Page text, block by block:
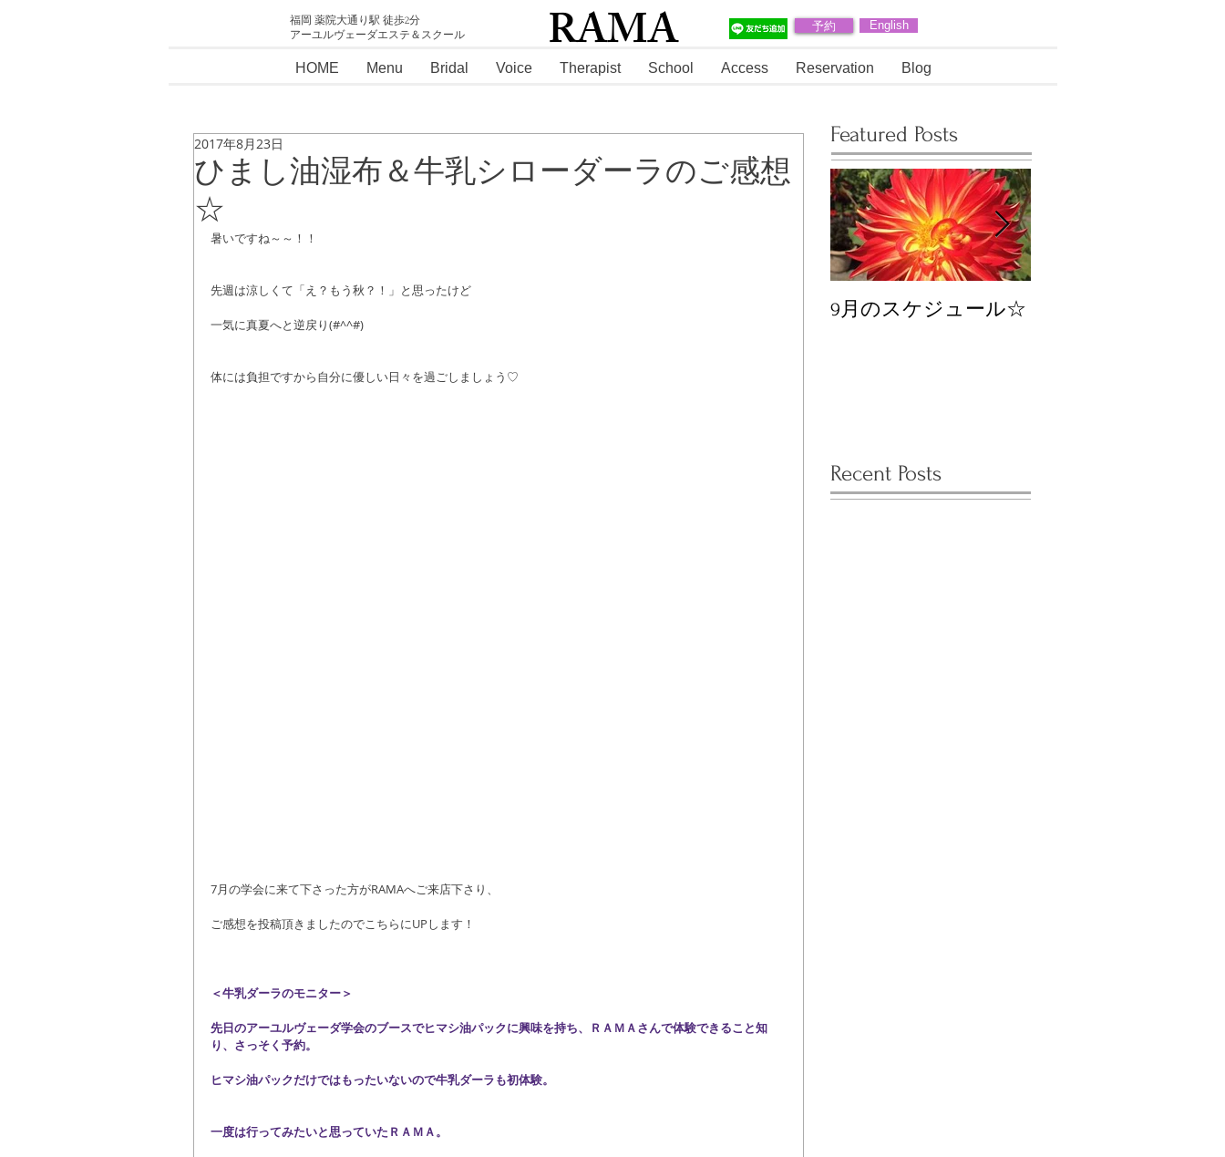
福岡 薬院大通り駅 徒歩2分
アーユルヴェーダエステ＆スクール
RAMA 予約 English
HOME Menu Bridal Voice Therapist School Access Reservation Blog
ひまし油湿布＆牛乳シローダーラのご感想
☆
2017年8月23日
暑いですね～～！！
先週は涼しくて「え？もう秋？！」と思ったけど
一気に真夏へと逆戻り(#^^#)
体には負担ですから自分に優しい日々を過ごしましょう♡
7月の学会に来て下さった方がRAMAへご来店下さり、
ご感想を投稿頂きましたのでこちらにUPします！
＜牛乳ダーラのモニター＞
先日のアーユルヴェーダ学会のブースでヒマシ油パックに興味を持ち、ＲＡＭＡさんで体験できること知
り、さっそく予約。
ヒマシ油パックだけではもったいないので牛乳ダーラも初体験。
一度は行ってみたいと思っていたＲＡＭＡ。
Featured Posts
9月のスケジュール☆
Recent Posts